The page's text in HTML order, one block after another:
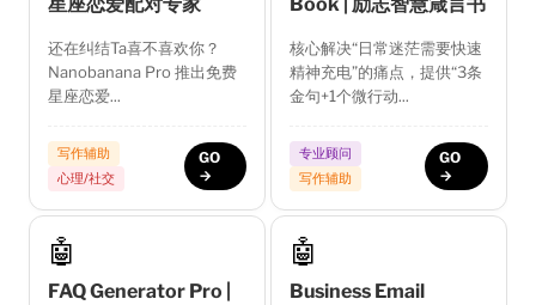
还在纠结Ta喜不喜欢你？
Nanobanana Pro 推出免费
星座恋爱...
写作辅助
心理/社交
GO
→
核心解决“日常迷茫需要快速
精神充电”的痛点，提供“3条
金句+1个微行动...
专业顾问
写作辅助
GO
→
🤖
FAQ Generator Pro |
🤖
Business Email